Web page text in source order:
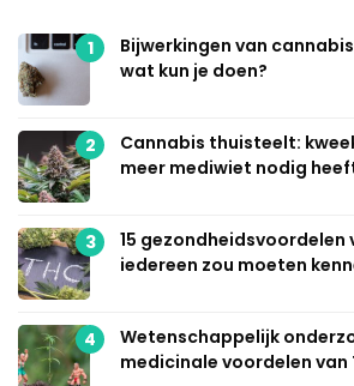
1
Bijwerkingen van
wat kun je doen?
2
Cannabis thuisteelt:
meer mediwiet nodig
3
15 gezondheidsvoordelen
iedereen zou moeten
4
Wetenschappelijk
medicinale voordelen van